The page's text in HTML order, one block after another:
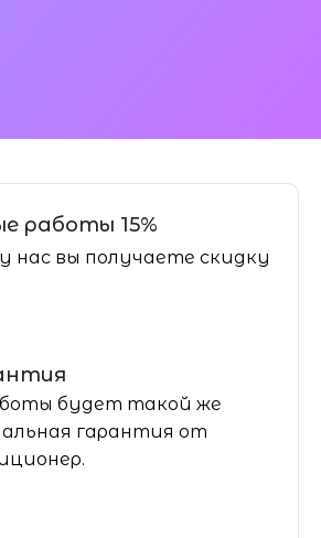
работы 15%
нас вы получаете скидку
будет такой же
гарантия от